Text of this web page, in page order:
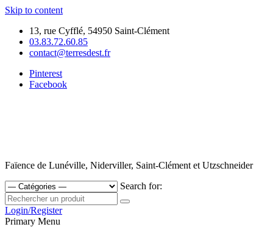
Skip to content
13, rue Cyfflé, 54950 Saint-Clément
03.83.72.60.85
contact@terresdest.fr
Pinterest
Facebook
Faïence de Lunéville, Niderviller, Saint-Clément et Utzschneider
Search for:
Login/Register
Primary Menu